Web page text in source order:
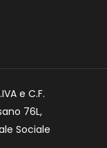
e C.F.
76L,
Sociale